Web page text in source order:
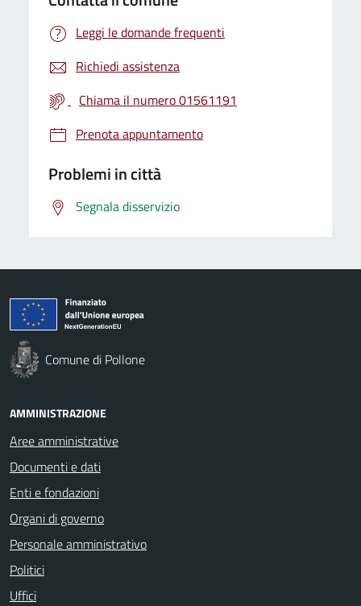
Leggi le domande frequenti
Richiedi assistenza
Chiama il numero 01561191
Prenota appuntamento
Problemi in città
Segnala disservizio
Comune di Pollone
AMMINISTRAZIONE
Aree amministrative
Documenti e dati
Enti e fondazioni
Organi di governo
Personale amministrativo
Politici
Uffici